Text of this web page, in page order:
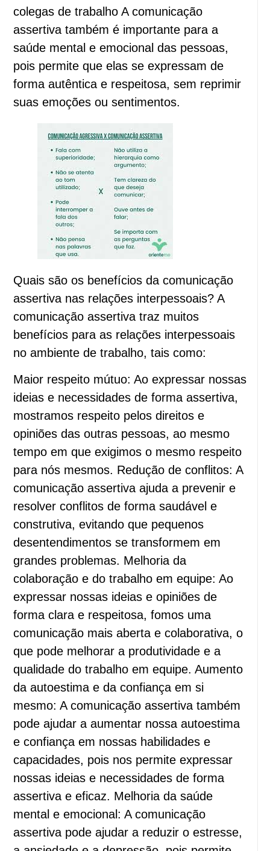
colegas de trabalho A comunicação
assertiva também é importante para a
saúde mental e emocional das pessoas,
pois permite que elas se expressam de
forma autêntica e respeitosa, sem reprimir
suas emoções ou sentimentos.
Quais são os benefícios da comunicação
assertiva nas relações interpessoais? A
comunicação assertiva traz muitos
benefícios para as relações interpessoais
no ambiente de trabalho, tais como:
Maior respeito mútuo: Ao expressar nossas
ideias e necessidades de forma assertiva,
mostramos respeito pelos direitos e
opiniões das outras pessoas, ao mesmo
tempo em que exigimos o mesmo respeito
para nós mesmos. Redução de conflitos: A
comunicação assertiva ajuda a prevenir e
resolver conflitos de forma saudável e
construtiva, evitando que pequenos
desentendimentos se transformem em
grandes problemas. Melhoria da
colaboração e do trabalho em equipe: Ao
expressar nossas ideias e opiniões de
forma clara e respeitosa, fomos uma
comunicação mais aberta e colaborativa, o
que pode melhorar a produtividade e a
qualidade do trabalho em equipe. Aumento
da autoestima e da confiança em si
mesmo: A comunicação assertiva também
pode ajudar a aumentar nossa autoestima
e confiança em nossas habilidades e
capacidades, pois nos permite expressar
nossas ideias e necessidades de forma
assertiva e eficaz. Melhoria da saúde
mental e emocional: A comunicação
assertiva pode ajudar a reduzir o estresse,